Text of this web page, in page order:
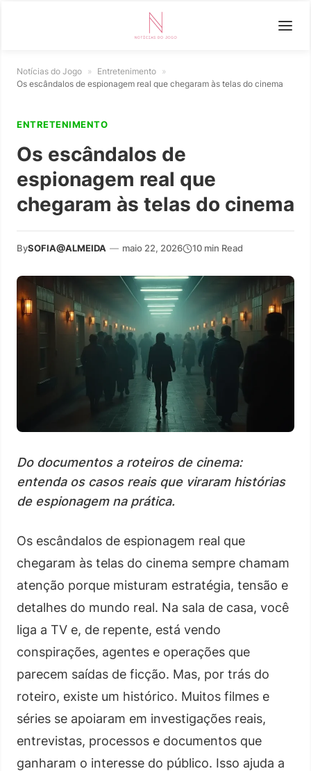
Notícias do Jogo » Entretenimento »
Os escândalos de espionagem real que chegaram às telas do cinema
ENTRETENIMENTO
Os escândalos de
espionagem real que
chegaram às telas do cinema
BySOFIA@ALMEIDA — maio 22, 2026 10 min Read
Do documentos a roteiros de cinema:
entenda os casos reais que viraram histórias
de espionagem na prática.
Os escândalos de espionagem real que
chegaram às telas do cinema sempre chamam
atenção porque misturam estratégia, tensão e
detalhes do mundo real. Na sala de casa, você
liga a TV e, de repente, está vendo
conspirações, agentes e operações que
parecem saídas de ficção. Mas, por trás do
roteiro, existe um histórico. Muitos filmes e
séries se apoiaram em investigações reais,
entrevistas, processos e documentos que
ganharam o interesse do público. Isso ajuda a